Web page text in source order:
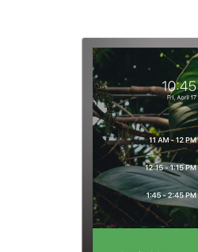
Cài đặt trên máy tính
Trung tâm tải xuống
Liên hệ